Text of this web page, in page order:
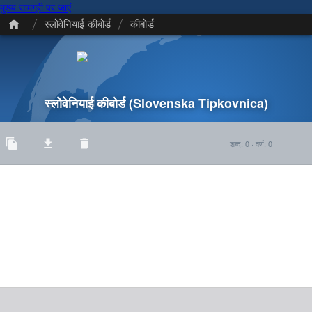
मुख्य सामग्री पर जाएं
/ स्लोवेनियाई कीबोर्ड / कीबोर्ड
स्लोवेनियाई कीबोर्ड(Slovenska Tipkovnica)
शब्द: 0 · वर्ण: 0